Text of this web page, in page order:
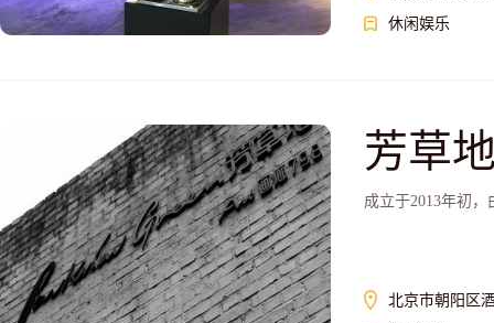
休闲娱乐
芳草
成立于2013年初
北京市朝阳区